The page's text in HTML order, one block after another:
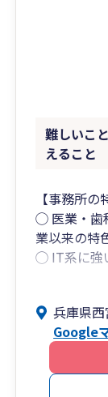
税務顧問
目指してお
お悩みの
ん。どう
難しいこ
えること
【事務所の
◯ 医業・歯
業以来の特
◯ IT系に強
たきめ細か
◯ 英語、
国際税務
◯ 職員の
当時から
兵庫県
Google